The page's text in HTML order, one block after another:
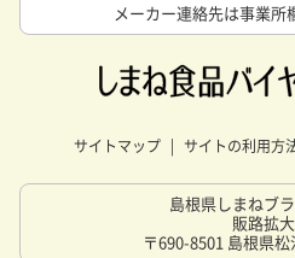
メーカー連絡先は事業所
サイトマップ サイトの利用方
島根県しまねブ
販路拡
〒690-8501 島根県